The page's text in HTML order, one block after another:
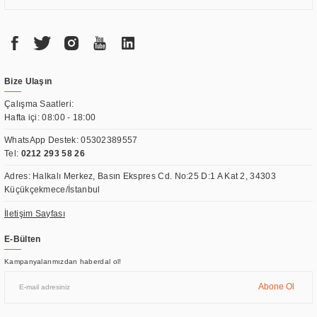
Bize Ulaşın
Çalışma Saatleri:
Hafta içi: 08:00 - 18:00
WhatsApp Destek:05302389557
Tel: 0212 293 58 26
Adres: Halkalı Merkez, Basın Ekspres Cd. No:25 D:1 A Kat 2, 34303
Küçükçekmece/İstanbul
İletişim Sayfası
E-Bülten
Kampanyalarımızdan haberdal ol!
Abone Ol